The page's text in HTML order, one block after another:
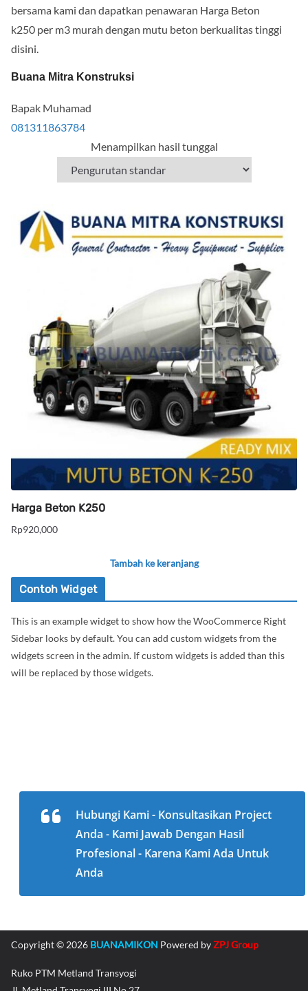
bersama kami dan dapatkan penawaran Harga Beton
k250 per m3 murah dengan mutu beton berkualitas tinggi
disini.
Buana Mitra Konstruksi
Bapak Muhamad
081311863784
Menampilkan hasil tunggal
Harga Beton K250
Rp920,000
Tambah ke keranjang
Contoh Widget
This is an example widget to show how the WooCommerce Right
Sidebar looks by default. You can add custom widgets from the
widgets screen in the admin. If custom widgets is added than this
will be replaced by those widgets.
Hubungi Kami - Konsultasikan Project
Anda - Kami Jawab Dengan Hasil
Profesional - Karena Kami Ada Untuk
Anda
Copyright © 2026 BUANAMIKON Powered byZPJ Group
Ruko PTM Metland Transyogi